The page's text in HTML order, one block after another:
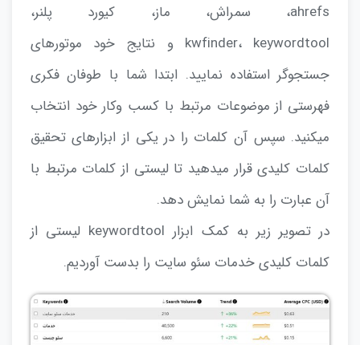
ahrefs، سمراش، ماز، کیورد پلنر،
kwfinder، keywordtool و نتایج خود موتورهای
جستجوگر استفاده نمایید. ابتدا شما با طوفان فکری
فهرستی از موضوعات مرتبط با کسب وکار خود انتخاب
میکنید. سپس آن کلمات را در یکی از ابزارهای تحقیق
کلمات کلیدی قرار میدهید تا لیستی از کلمات مرتبط با
آن عبارت را به شما نمایش دهد.
در تصویر زیر به کمک ابزار keywordtool لیستی از
کلمات کلیدی خدمات سئو سایت را بدست آوردیم.